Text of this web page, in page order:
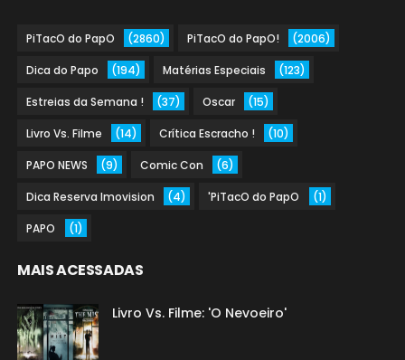
PiTacO do PapO (2860) PiTacO do PapO! (2006)
Dica do Papo (194) Matérias Especiais (123)
Estreias da Semana ! (37) Oscar (15)
Livro Vs. Filme (14) Crítica Escracho ! (10)
PAPO NEWS (9) Comic Con (6)
Dica Reserva Imovision (4) 'PiTacO do PapO (1)
PAPO (1)
MAIS ACESSADAS
Livro Vs. Filme: 'O Nevoeiro'